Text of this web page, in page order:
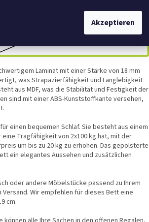
Akzeptieren
Laminat mit einer Stärke von 18 mm
was Strapazierfähigkeit und Langlebigkeit
aus MDF, was die Stabilität und Festigkeit der
sind mit einer ABS-Kunststoffkante versehen,
einen bequemen Schlaf. Sie besteht aus einem
Tragfähigkeit von 2x100 kg hat, mit der
um bis zu 20 kg zu erhöhen. Das gepolsterte
ein elegantes Aussehen und zusätzlichen
oder andere Möbelstücke passend zu Ihrem
Wir empfehlen für dieses Bett eine
cm.